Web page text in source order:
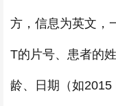
方，信息为英文，
T的片号、患者的
龄、日期（如